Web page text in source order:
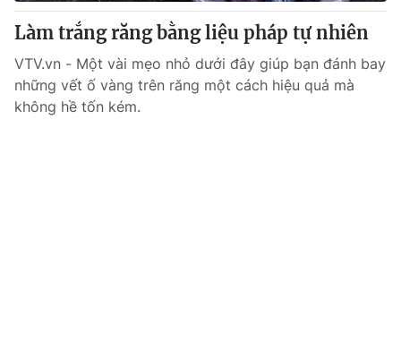
Cơ quan báo chí:Thời báo VTV
Giấy phép hoạt động báo in và báo điện tử số 483/GP-BTTTT
cấp ngày 29/12/2023
Tổng Biên tập:Vũ Thanh Thủy
Phó Tổng Biên tập:Nguyễn Thị Mỹ Hạnh, Phạm Quốc Thắng,
Làm trắng răng bằng liệu pháp tự nhiên
VTV.vn - Một vài mẹo nhỏ dưới đây giúp bạn đánh bay
những vết ố vàng trên răng một cách hiệu quả mà
không hề tốn kém.